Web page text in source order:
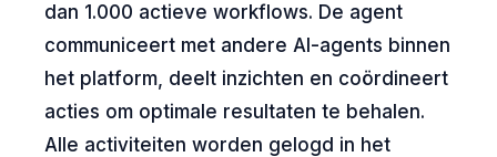
dan 1.000 actieve workflows. De agent
communiceert met andere AI-agents binnen
het platform, deelt inzichten en coördineert
acties om optimale resultaten te behalen.
Alle activiteiten worden gelogd in het